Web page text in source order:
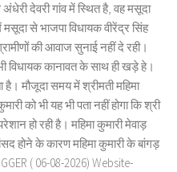
देवरी गांव में स्थित है, वह मसूदा
से भाजपा विधायक वीरेंद्र सिंह
की आवाज सुनाई नहीं दे रही।
विधायक कानावत के साथ ही खड़े हे।
मौजूदा समय में श्रीमती महिमा
को भी यह भी पता नहीं होगा कि श्री
हो रही है। महिमा कुमारी मेवाड़
होने के कारण महिमा कुमारी के बांगड़
( 06-08-2026) Website-